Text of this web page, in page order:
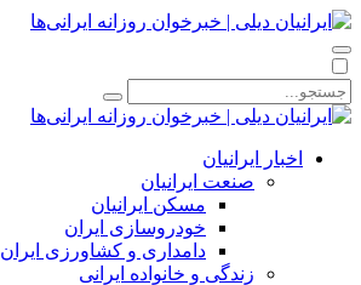
اخبار ایرانیان
صنعت ایرانیان
مسکن ایرانیان
خودروسازی ایران
دامداری و کشاورزی ایران
زندگی و خانواده ایرانی